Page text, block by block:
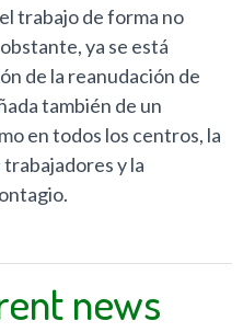
trabajo de forma no
ya se está
de la reanudación de
también de un
en todos los centros, la
y la
news